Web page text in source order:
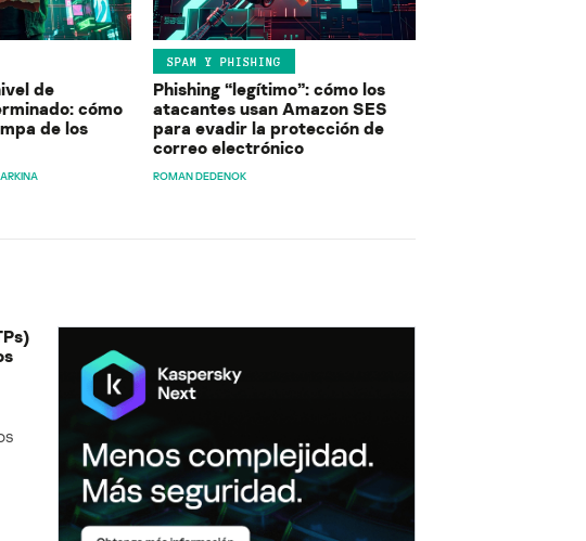
de
cómo
de los
SPAM Y PHISHING
Phishing “legítimo”: cómo los
atacantes usan Amazon SES
para evadir la protección de
correo electrónico
ROMAN DEDENOK